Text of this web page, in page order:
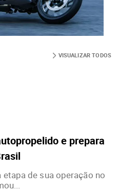
VISUALIZAR TODOS
e prepara
etapa de sua operação no